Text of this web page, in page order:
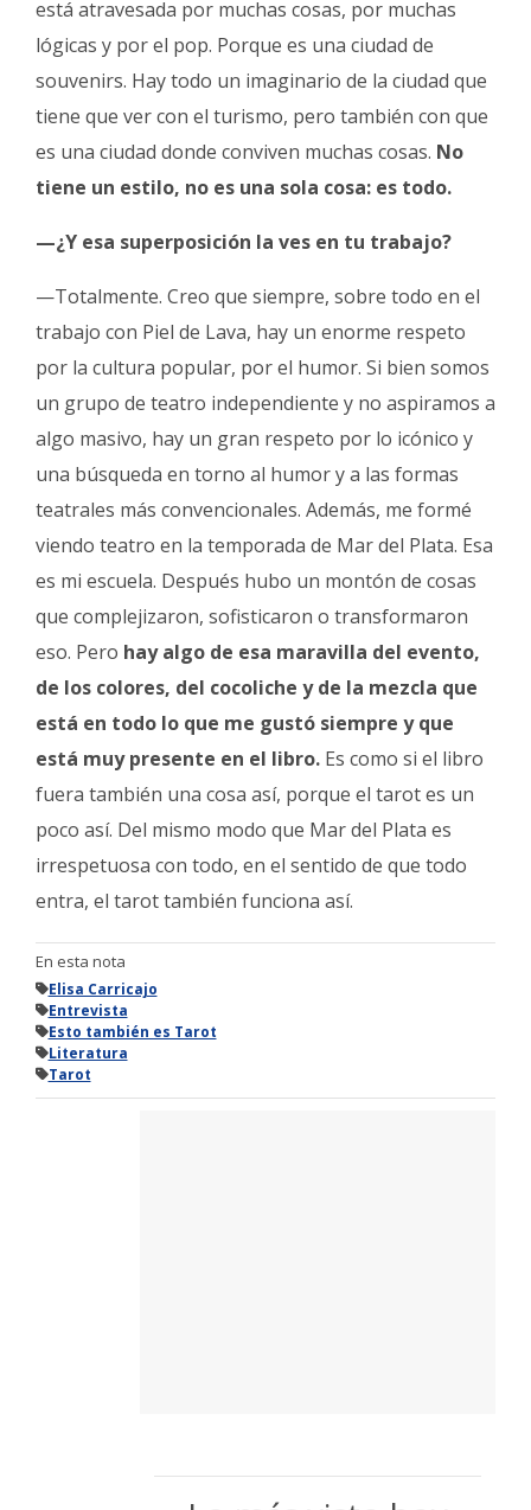
está atravesada por muchas cosas, por muchas
lógicas y por el pop. Porque es una ciudad de
souvenirs. Hay todo un imaginario de la ciudad que
tiene que ver con el turismo, pero también con que
es una ciudad donde conviven muchas cosas. No
tiene un estilo, no es una sola cosa: es todo.
—¿Y esa superposición la ves en tu trabajo?
—Totalmente. Creo que siempre, sobre todo en el
trabajo con Piel de Lava, hay un enorme respeto
por la cultura popular, por el humor. Si bien somos
un grupo de teatro independiente y no aspiramos a
algo masivo, hay un gran respeto por lo icónico y
una búsqueda en torno al humor y a las formas
teatrales más convencionales. Además, me formé
viendo teatro en la temporada de Mar del Plata. Esa
es mi escuela. Después hubo un montón de cosas
que complejizaron, sofisticaron o transformaron
eso. Pero hay algo de esa maravilla del evento,
de los colores, del cocoliche y de la mezcla que
está en todo lo que me gustó siempre y que
está muy presente en el libro. Es como si el libro
fuera también una cosa así, porque el tarot es un
poco así. Del mismo modo que Mar del Plata es
irrespetuosa con todo, en el sentido de que todo
entra, el tarot también funciona así.
En esta nota
Elisa Carricajo
Entrevista
Esto también es Tarot
Literatura
Tarot